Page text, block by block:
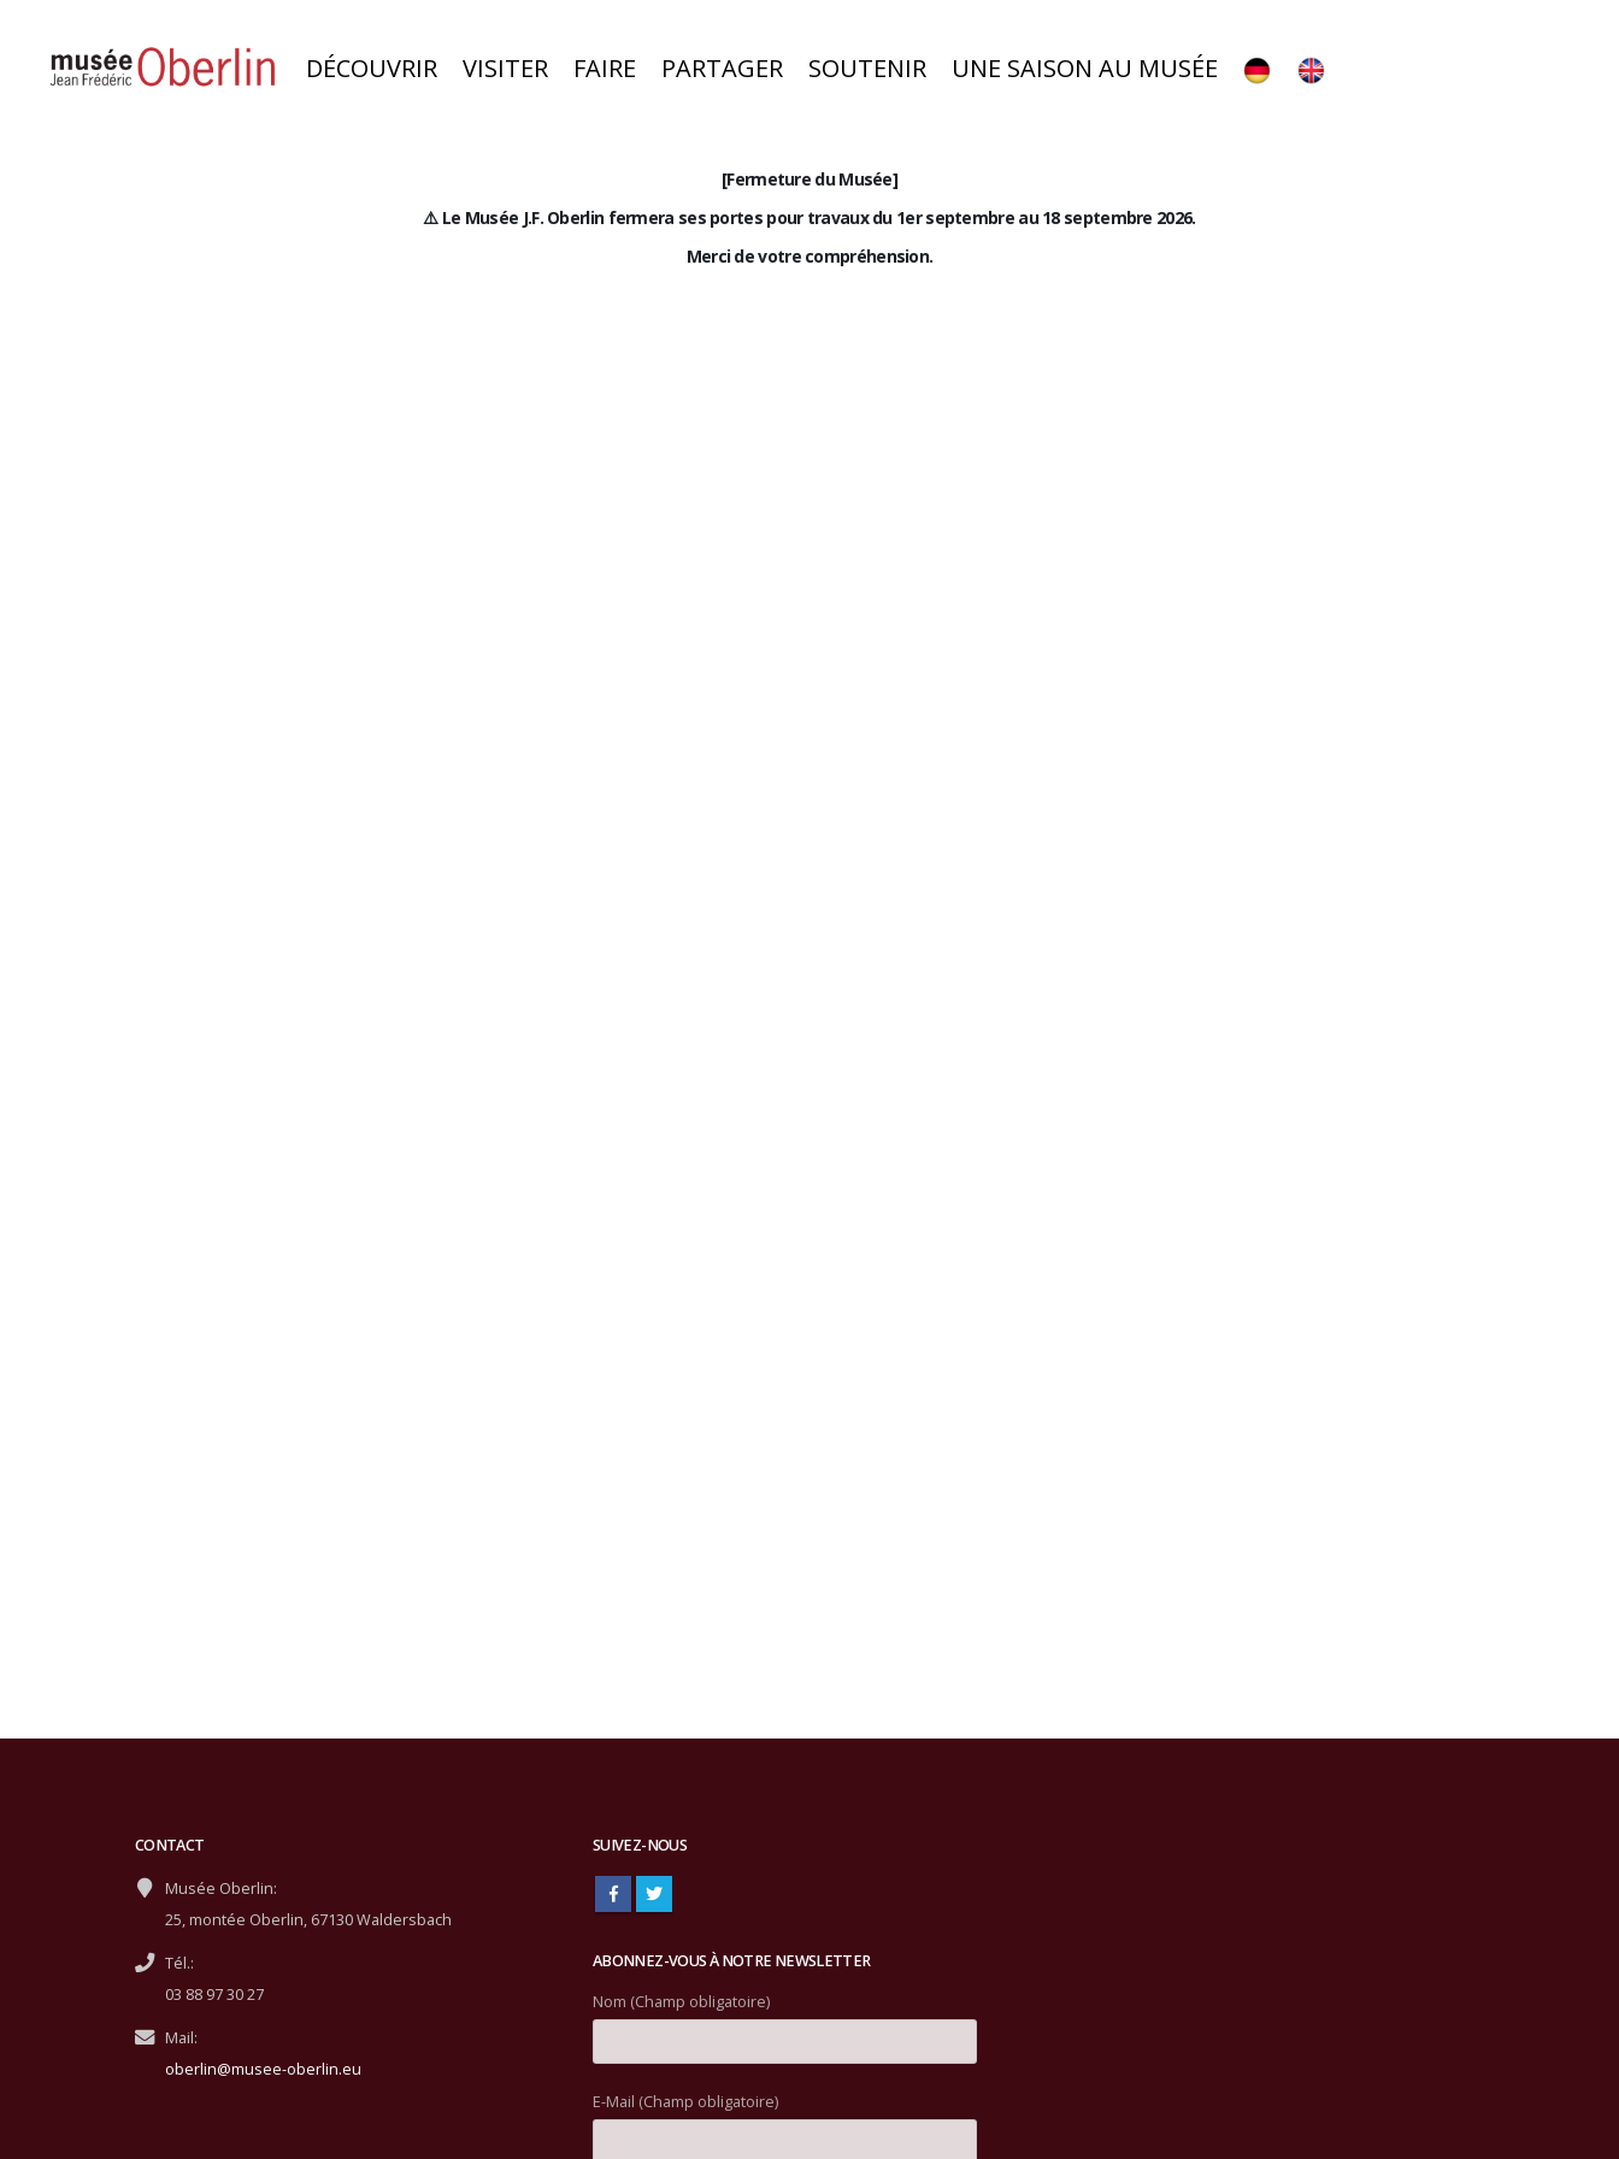
DÉCOUVRIR VISITER FAIRE PARTAGER SOUTENIR UNE SAISON AU MUSÉE
[Fermeture du Musée]
⚠️ Le Musée J.F. Oberlin fermera ses portes pour travaux du 1er septembre au 18 septembre 2026.
Merci de votre compréhension.
CONTACT
Musée Oberlin:
25, montée Oberlin, 67130 Waldersbach
Tél.:
03 88 97 30 27
Mail:
oberlin@musee-oberlin.eu
SUIVEZ-NOUS
ABONNEZ-VOUS À NOTRE NEWSLETTER
Nom (Champ obligatoire)
E-Mail (Champ obligatoire)